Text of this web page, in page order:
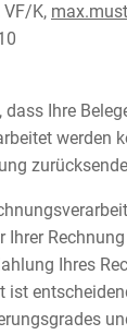
K,
dass Ihre
werden
Ihrer
Ihres
ist